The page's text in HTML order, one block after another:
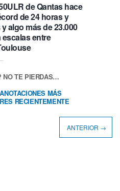
de Qantas hace
de 24 horas y
algo más de 23.000
entre
NO TE PIERDAS…
MÁS
RECIENTEMENTE
ANTERIOR →